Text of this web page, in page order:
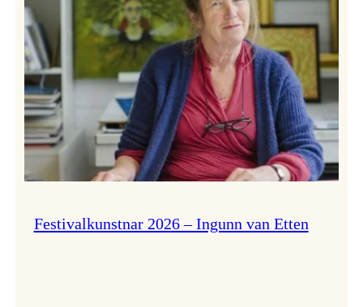
Festivalkunstnar 2026 – Ingunn van Etten